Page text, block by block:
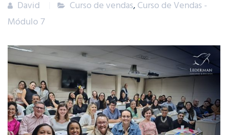
David Curso de vendas,Curso de Vendas -
Módulo 7